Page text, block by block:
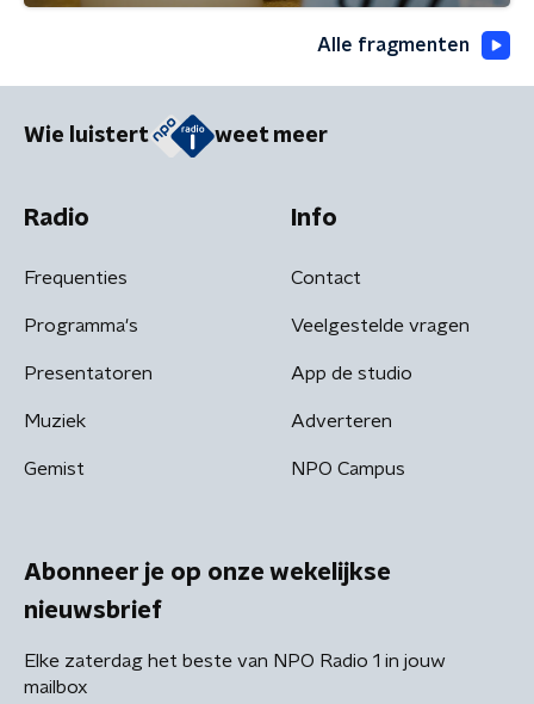
Alle fragmenten
Wie luistert weet meer
Radio
Frequenties
Programma's
Presentatoren
Muziek
Gemist
Info
Contact
Veelgestelde vragen
App de studio
Adverteren
NPO Campus
Abonneer je op onze wekelijkse
nieuwsbrief
Elke zaterdag het beste van NPO Radio 1 in jouw
mailbox